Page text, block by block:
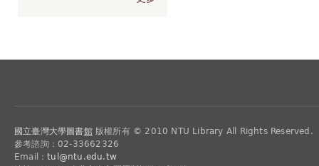
國立臺灣大學圖書館版權所有 © 2010 NTU Library All Rights Reserved.
參考諮詢：02-33662326
Email：tul@ntu.edu.tw